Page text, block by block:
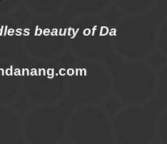
beauty of Da